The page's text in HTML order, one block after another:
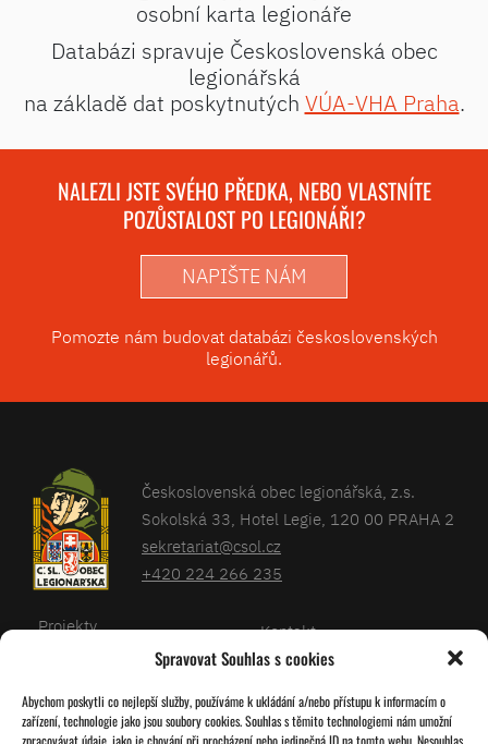
Spravovat Souhlas s cookies
Abychom poskytli co nejlepší služby, používáme k ukládání a/nebo přístupu k informacím o
zařízení, technologie jako jsou soubory cookies. Souhlas s těmito technologiemi nám umožní
zpracovávat údaje, jako je chování při procházení nebo jedinečná ID na tomto webu. Nesouhlas
osobní karta legionáře
Databázi spravuje Československá obec
legionářská
na základě dat poskytnutých VÚA-VHA Praha.
NALEZLI JSTE SVÉHO PŘEDKA, NEBO VLASTNÍTE
POZŮSTALOST PO LEGIONÁŘI?
NAPIŠTE NÁM
Pomozte nám budovat databázi československých
legionářů.
Československá obec legionářská, z.s.
Sokolská 33, Hotel Legie, 120 00 PRAHA 2
sekretariat@csol.cz
+420 224 266 235
Projekty
Kalendář
Kontakt
Databáze legionářů
Pro členy